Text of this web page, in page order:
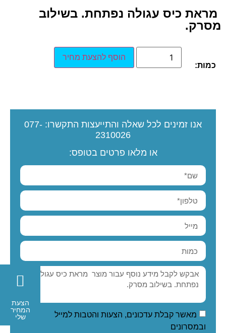
מראת כיס עגולה נפתחת. בשילוב
מסרק.
כמות:
הוסף להצעת מחיר
אנו זמינים לכל שאלה והתייעצות התקשרו: 077-
2310026
או מלאו פרטים בטופס:
מאשר קבלת עדכונים, הצעות והטבות למייל
ובמסרונים
הצעת
המחיר
שלי